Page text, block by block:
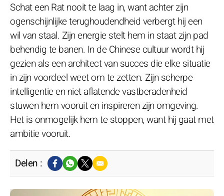
Schat een Rat nooit te laag in, want achter zijn
ogenschijnlijke terughoudendheid verbergt hij een
wil van staal. Zijn energie stelt hem in staat zijn pad
behendig te banen. In de Chinese cultuur wordt hij
gezien als een architect van succes die elke situatie
in zijn voordeel weet om te zetten. Zijn scherpe
intelligentie en niet aflatende vastberadenheid
stuwen hem vooruit en inspireren zijn omgeving.
Het is onmogelijk hem te stoppen, want hij gaat met
ambitie vooruit.
Delen :